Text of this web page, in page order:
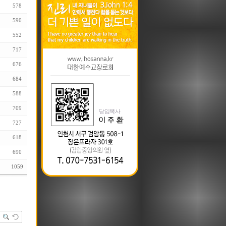
578
590
552
717
676
684
588
709
727
618
690
1059